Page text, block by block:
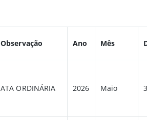
Observação Ano Mês
ATA ORDINÁRIA 2026 Maio